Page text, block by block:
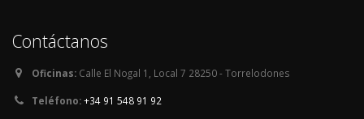
Contáctanos
Oficinas: Calle El Nogal 1, Local 7 28250 - Torrelodones
Teléfono:+34 91 548 91 92